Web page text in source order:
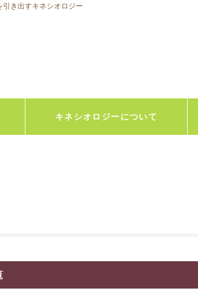
き出すキネシオロジー
キネシオロジーについて